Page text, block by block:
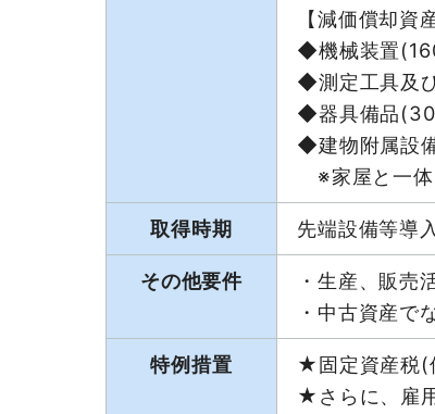
【減価償却資
◆機械装置
◆測定工具及
◆器具備品(30
◆建物附属設
※家屋と一体
取得時期 先端設備等導
その他要件
・生産、販売
・中古資産で
特例措置
★固定資産税(
★さらに、雇